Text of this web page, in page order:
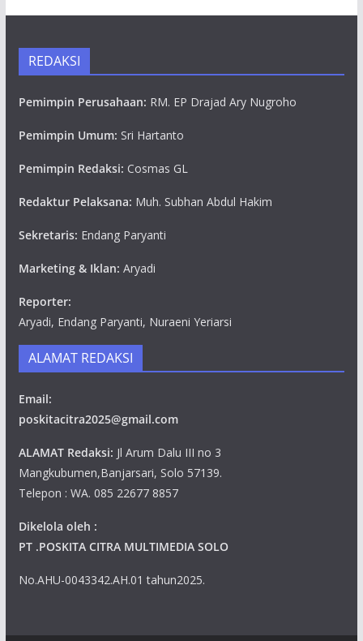
REDAKSI
Pemimpin Perusahaan: RM. EP Drajad Ary Nugroho
Pemimpin Umum: Sri Hartanto
Pemimpin Redaksi: Cosmas GL
Redaktur Pelaksana: Muh. Subhan Abdul Hakim
Sekretaris: Endang Paryanti
Marketing & Iklan: Aryadi
Reporter:
Aryadi, Endang Paryanti, Nuraeni Yeriarsi
ALAMAT REDAKSI
Email:
poskitacitra2025@gmail.com
ALAMAT Redaksi: Jl Arum Dalu III no 3
Mangkubumen,Banjarsari, Solo 57139.
Telepon : WA. 085 22677 8857
Dikelola oleh :
PT .POSKITA CITRA MULTIMEDIA SOLO
No.AHU-0043342.AH.01 tahun2025.